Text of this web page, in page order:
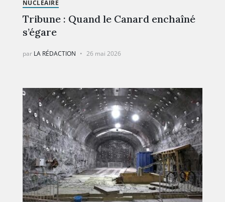
NUCLÉAIRE
Tribune : Quand le Canard enchaîné
s’égare
par LA RÉDACTION 26 mai 2026